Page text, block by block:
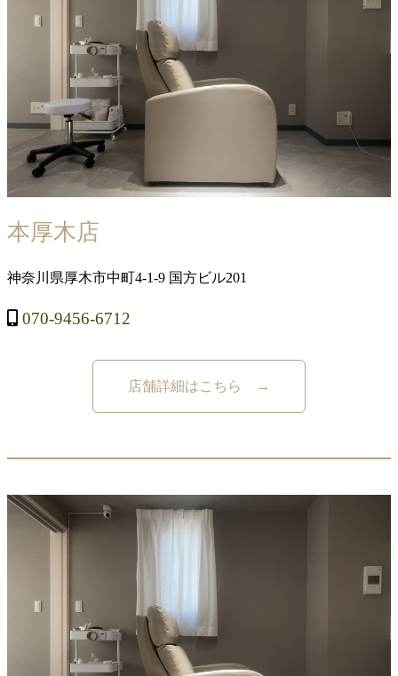
本厚木店
神奈川県厚木市中町4-1-9 国方ビル201
070-9456-6712
店舗詳細はこちら →